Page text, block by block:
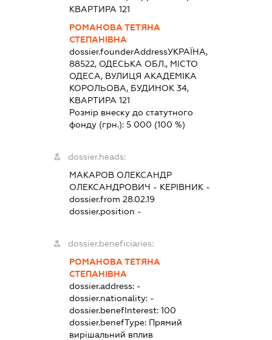
КВАРТИРА 121
РОМАНОВА ТЕТЯНА
СТЕПАНІВНА
dossier.founderAddressУКРАЇНА,
88522, ОДЕСЬКА ОБЛ., МІСТО
ОДЕСА, ВУЛИЦЯ АКАДЕМІКА
КОРОЛЬОВА, БУДИНОК 34,
КВАРТИРА 121
Розмір внеску до статутного
фонду (грн.):5 000 (100 %)
dossier.heads:
МАКАРОВ ОЛЕКСАНДР
ОЛЕКСАНДРОВИЧ - КЕРІВНИК -
dossier.from 28.02.19
dossier.position -
dossier.beneficiaries:
РОМАНОВА ТЕТЯНА
СТЕПАНІВНА
dossier.address: -
dossier.nationality: -
dossier.benefInterest:100
dossier.benefType: Прямий
вирішальний вплив